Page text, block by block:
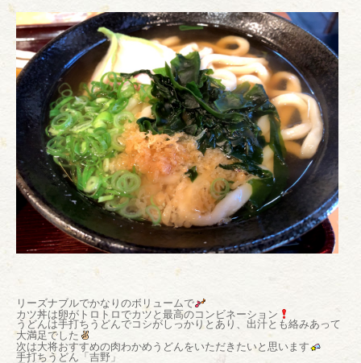
リーズナブルでかなりのボリュームで
カツ丼は卵がトロトロでカツと最高のコンビネーション
うどんは手打ちうどんでコシがしっかりとあり、出汁とも絡みあって
大満足でした
次は大将おすすめの肉わかめうどんをいただきたいと思います
手打ちうどん「吉野」